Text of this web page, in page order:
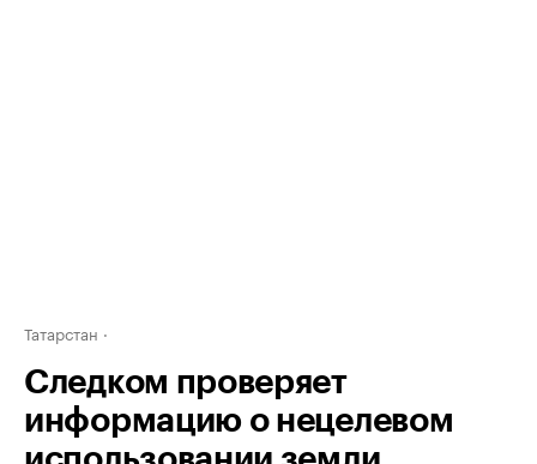
Татарстан
Следком проверяет
информацию о нецелевом